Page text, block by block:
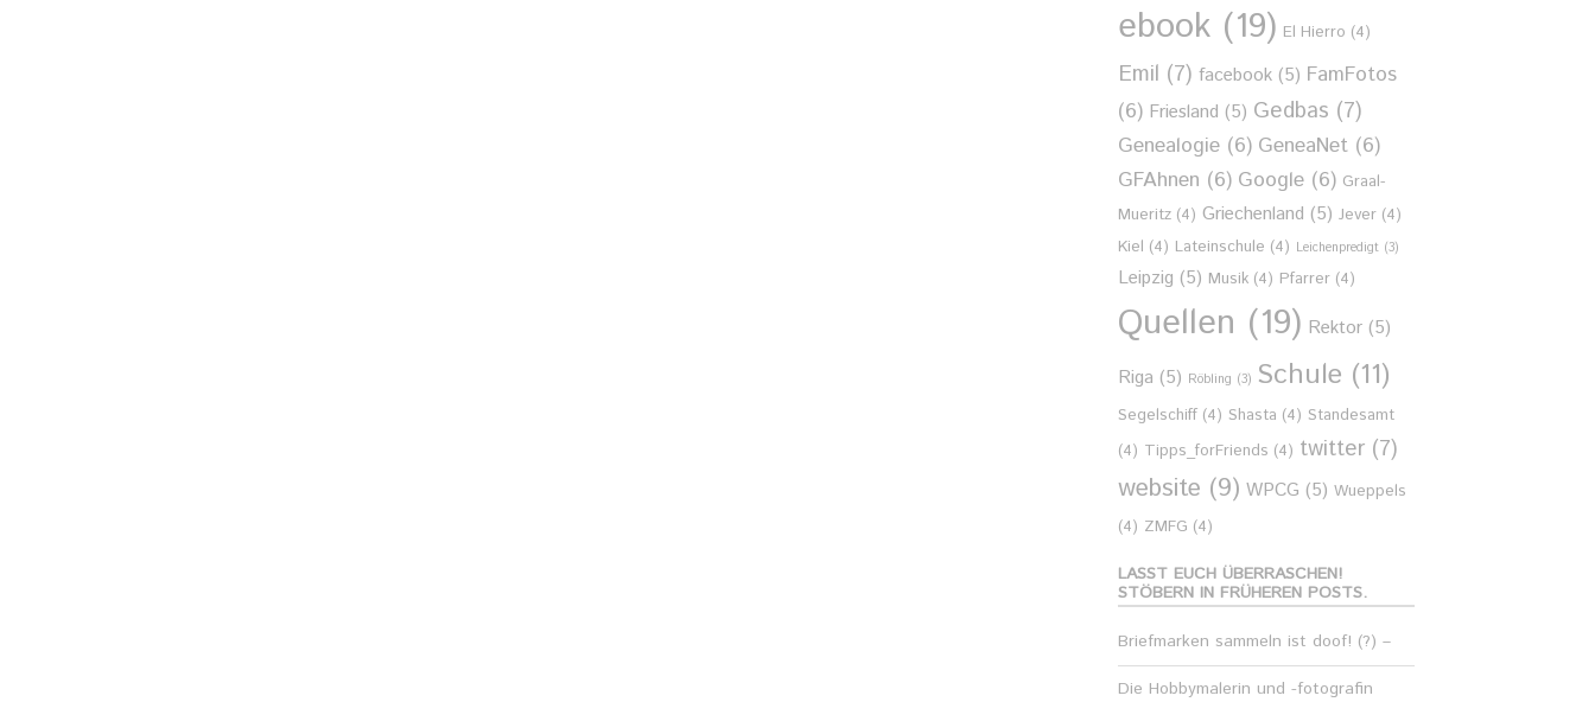
ebook (19) El Hierro (4)
Emil (7) facebook (5) FamFotos
(6) Friesland (5) Gedbas (7)
Genealogie (6) GeneaNet (6)
GFAhnen (6) Google (6) Graal-
Mueritz (4) Griechenland (5) Jever (4)
Kiel (4) Lateinschule (4) Leichenpredigt (3)
Leipzig (5) Musik (4) Pfarrer (4)
Quellen (19) Rektor (5)
Riga (5) Röbling (3) Schule (11)
Segelschiff (4) Shasta (4) Standesamt
(4) Tipps_forFriends (4) twitter (7)
website (9) WPCG (5) Wueppels
(4) ZMFG (4)
LASST EUCH ÜBERRASCHEN!
STÖBERN IN FRÜHEREN POSTS.
Briefmarken sammeln ist doof! (?) –
Die Hobbymalerin und -fotografin